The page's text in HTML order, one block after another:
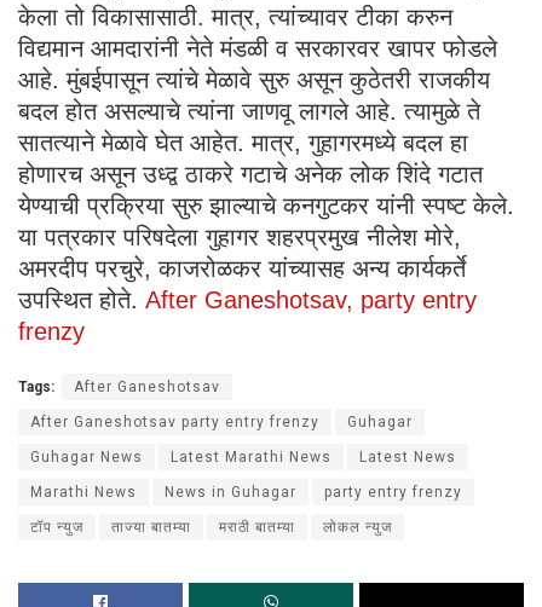
केला तो विकासासाठी. मात्र, त्यांच्यावर टीका करुन
विद्यमान आमदारांनी नेते मंडळी व सरकारवर खापर फोडले
आहे. मुंबईपासून त्यांचे मेळावे सुरु असून कुठेतरी राजकीय
बदल होत ‌असल्याचे त्यांना जाणवू लागले आहे. त्यामुळे ते
सातत्याने मेळावे घेत आहेत. मात्र, गुहागरमध्ये बदल हा
होणारच असून उध्द्व ठाकरे गटाचे अनेक लोक शिंदे गटात
येण्याची प्रक्रिया सुरु झाल्याचे कनगुटकर यांनी स्पष्ट केले.
या पत्रकार परिषदेला गुहागर शहरप्रमुख नीलेश मोरे,
अमरदीप परचुरे, काजरोळकर यांच्यासह अन्य कार्यकर्ते
उपस्थित होते. After Ganeshotsav, party entry
frenzy
Tags: After Ganeshotsav
After Ganeshotsav party entry frenzy Guhagar
Guhagar News Latest Marathi News Latest News
Marathi News News in Guhagar party entry frenzy
टॉप न्युज ताज्या बातम्या मराठी बातम्या लोकल न्युज